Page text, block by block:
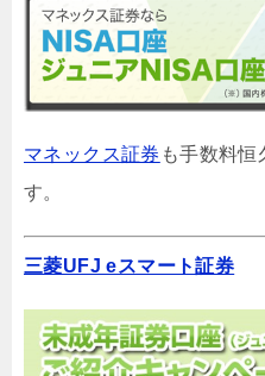
マネックス証券 も手数料恒
す。
三菱UFJ eスマート証券